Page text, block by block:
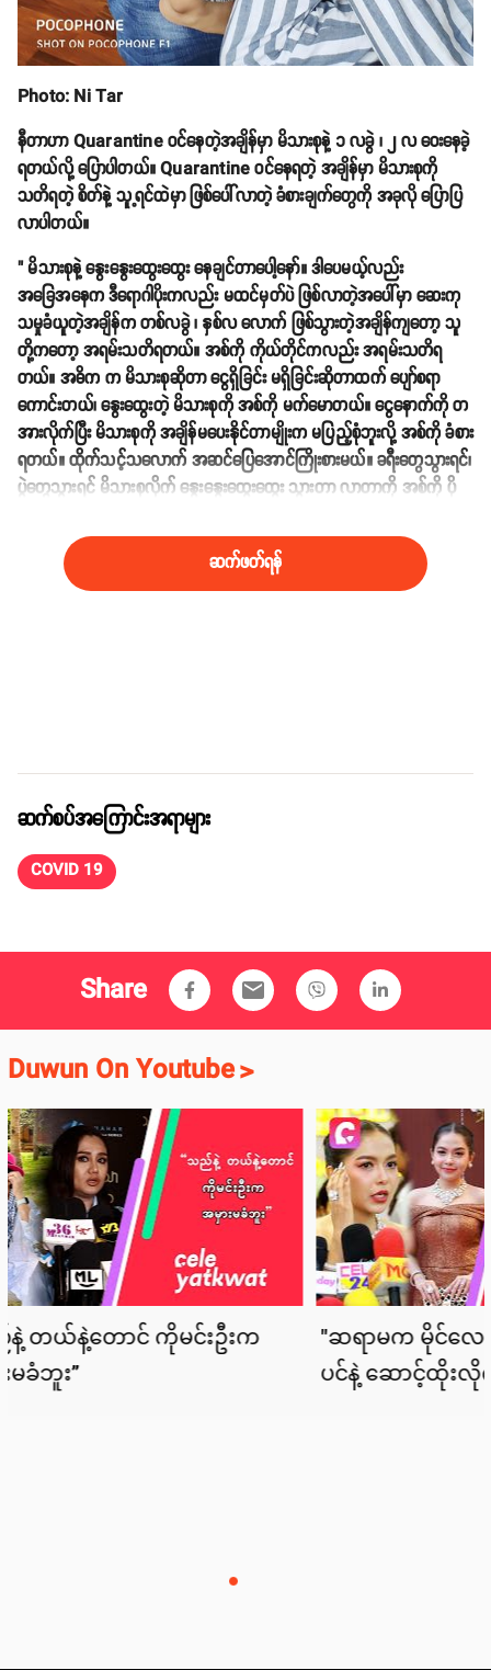
Photo: Ni Tar
နီတာဟာ Quarantine ဝင်နေတဲ့အချိန်မှာ မိသားစုနဲ့ ၁ လခွဲ ၊ ၂ လ ဝေးနေခဲ့
ရတယ်လို့ ပြောပါတယ်။ Quarantine ဝင်နေရတဲ့ အချိန်မှာ မိသားစုကို
သတိရတဲ့ စိတ်နဲ့ သူ့ရင်ထဲမှာ ဖြစ်ပေါ်လာတဲ့ ခံစားချက်တွေကို အခုလို ပြောပြ
လာပါတယ်။
" မိသားစုနဲ့ နွေးနွေးထွေးထွေး နေချင်တာပေါ့နော်။ ဒါပေမယ့်လည်း
အခြေအနေက ဒီရောဂါပိုးကလည်း မထင်မှတ်ပဲ ဖြစ်လာတဲ့အပေါ်မှာ ဆေးကု
သမှုခံယူတဲ့အချိန်က တစ်လခွဲ ၊ နှစ်လ လောက် ဖြစ်သွားတဲ့အချိန်ကျတော့ သူ
တို့ကတော့ အရမ်းသတိရတယ်။ အစ်ကို ကိုယ်တိုင်ကလည်း အရမ်းသတိရ
တယ်။ အဓိက က မိသားစုဆိုတာ ငွေရှိခြင်း မရှိခြင်းဆိုတာထက် ပျော်စရာ
ကောင်းတယ်၊ နွေးထွေးတဲ့ မိသားစုကို အစ်ကို မက်မောတယ်။ ငွေနောက်ကို တ
အားလိုက်ပြီး မိသားစုကို အချိန်မပေးနိုင်တာမျိုးက မပြည့်စုံဘူးလို့ အစ်ကို ခံစား
ရတယ်။ ထိုက်သင့်သလောက် အဆင်ပြေအောင်ကြိုးစားမယ်။ ခရီးတွေသွားရင်၊
ပွဲတွေသွားရင် မိသားစုလိုက် နွေးနွေးထွေးထွေး သွားတာ လာတာကို အစ်ကို ပို
ဆက်ဖတ်ရန်
ဆက်စပ်အကြောင်းအရာများ
COVID 19
Share email
Duwun On Youtube>